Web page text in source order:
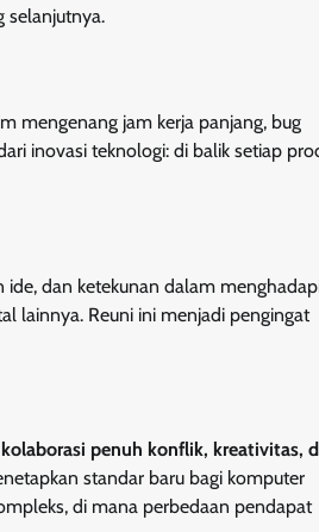
selanjutnya.
mengenang jam kerja panjang, bug
inovasi teknologi: di balik setiap
dan ketekunan dalam
lainnya. Reuni ini menjadi pengingat
kolaborasi penuh konflik, kreativitas,
standar baru bagi komputer
di mana perbedaan pendapat